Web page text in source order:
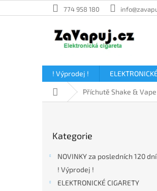
na
774 958 180
! Výprodej !
Domů Příchutě Shake & Vape
kategorie
Kategorie
NOVINKY za posledních 120 dní
! Výprodej !
ELEKTRONICKÉ CIGARETY